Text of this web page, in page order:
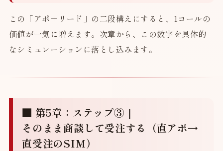
この「アポ＋リード」の二段構えにすると、1コールの
価値が一気に増えます。次章から、この数字を具体的
なシミュレーションに落とし込みます。
■ 第5章：ステップ③｜
そのまま商談して受注する（直アポ→
直受注のSIM）